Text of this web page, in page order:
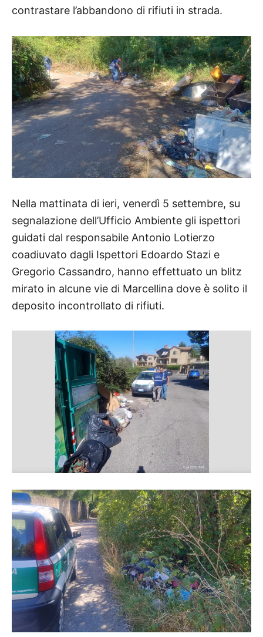
contrastare l’abbandono di rifiuti in strada.
Nella mattinata di ieri, venerdì 5 settembre, su
segnalazione dell’Ufficio Ambiente gli ispettori
guidati dal responsabile Antonio Lotierzo
coadiuvato dagli Ispettori Edoardo Stazi e
Gregorio Cassandro, hanno effettuato un blitz
mirato in alcune vie di Marcellina dove è solito il
deposito incontrollato di rifiuti.